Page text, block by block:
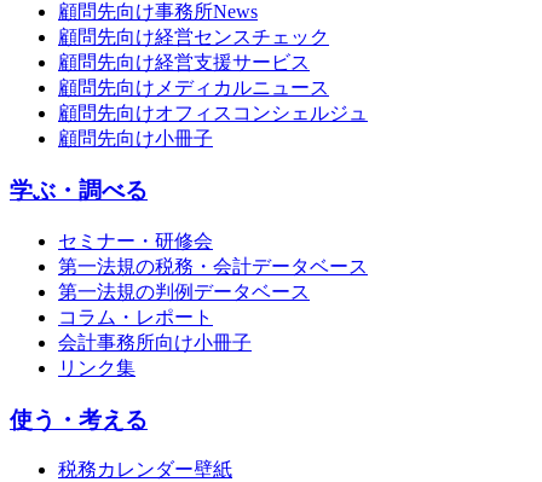
顧問先向け事務所News
顧問先向け経営センスチェック
顧問先向け経営支援サービス
顧問先向けメディカルニュース
顧問先向けオフィスコンシェルジュ
顧問先向け小冊子
学ぶ・調べる
セミナー・研修会
第一法規の税務・会計データベース
第一法規の判例データベース
コラム・レポート
会計事務所向け小冊子
リンク集
使う・考える
税務カレンダー壁紙